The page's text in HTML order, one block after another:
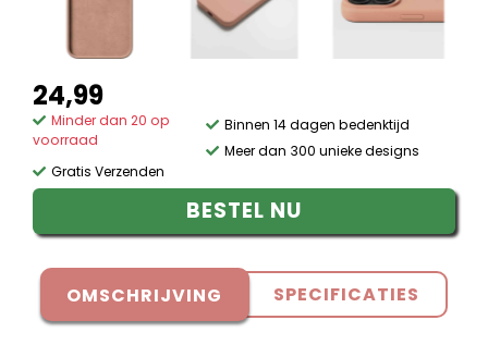
24,99
Minder dan 20 op
voorraad
Gratis Verzenden
Binnen 14 dagen bedenktijd
Meer dan 300 unieke designs
BESTEL NU
OMSCHRIJVING SPECIFICATIES